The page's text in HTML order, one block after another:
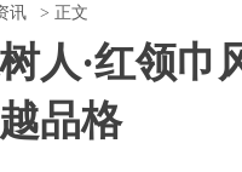
讯 > 正文
人·红领
品格